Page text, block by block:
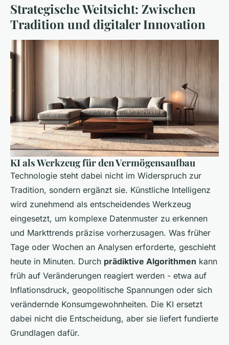
Strategische Weitsicht: Zwischen
Tradition und digitaler Innovation
KI als Werkzeug für den Vermögensaufbau
Technologie steht dabei nicht im Widerspruch zur
Tradition, sondern ergänzt sie. Künstliche Intelligenz
wird zunehmend als entscheidendes Werkzeug
eingesetzt, um komplexe Datenmuster zu erkennen
und Markttrends präzise vorherzusagen. Was früher
Tage oder Wochen an Analysen erforderte, geschieht
heute in Minuten. Durch prädiktive Algorithmen kann
früh auf Veränderungen reagiert werden - etwa auf
Inflationsdruck, geopolitische Spannungen oder sich
verändernde Konsumgewohnheiten. Die KI ersetzt
dabei nicht die Entscheidung, aber sie liefert fundierte
Grundlagen dafür.